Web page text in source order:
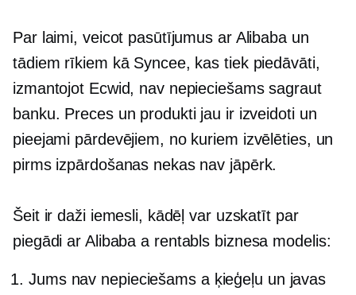
Par laimi, veicot pasūtījumus ar Alibaba un
tādiem rīkiem kā Syncee, kas tiek piedāvāti,
izmantojot Ecwid, nav nepieciešams sagraut
banku. Preces un produkti jau ir izveidoti un
pieejami pārdevējiem, no kuriem izvēlēties, un
pirms izpārdošanas nekas nav jāpērk.
Šeit ir daži iemesli, kādēļ var uzskatīt par
piegādi ar Alibaba a rentabls biznesa modelis:
Jums nav nepieciešams a ķieģeļu un javas